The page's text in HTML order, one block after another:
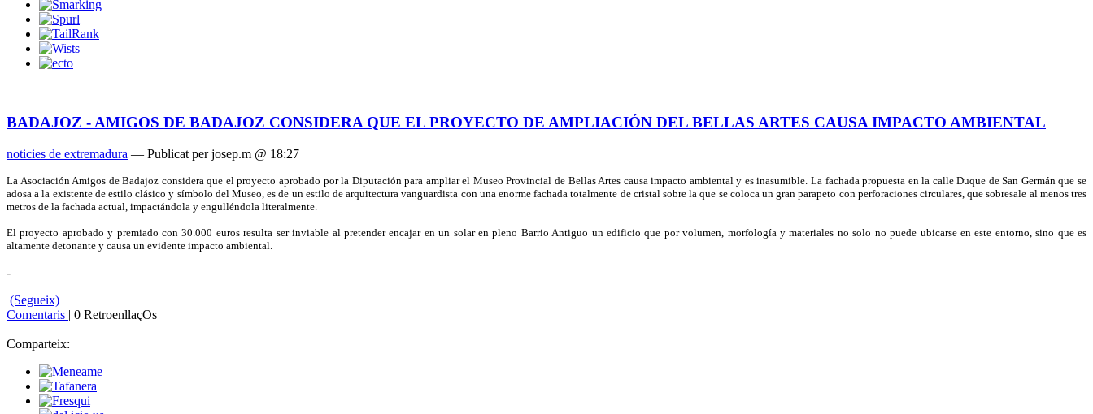
BADAJOZ - AMIGOS DE BADAJOZ CONSIDERA QUE EL PROYECTO DE AMPLIACIÓN DEL BELLAS ARTES CAUSA IMPACTO AMBIENTAL
noticies de extremadura — Publicat per josep.m @ 18:27
La Asociación Amigos de Badajoz considera que el proyecto aprobado porla Diputación para ampliar el Museo Provincial de Bellas Artes causa impacto ambiental y es inasumible. La fachada propuesta en la calle Duque de San Germán que se
adosa a la existente de estilo clásico y símbolo del Museo, es de un estilo de arquitectura vanguardista con una enorme fachada totalmente de cristal sobre la que se coloca un gran parapeto con perforaciones circulares, que sobresale al menos tres
metros de la fachada actual, impactándola y engulléndola literalmente.
El proyecto aprobado y premiado con 30.000 euros resulta ser inviable al pretender encajar en un solar en pleno Barrio Antiguo un edificio que por volumen, morfología y materiales no solo no puede ubicarse en este entorno, sino que es
altamente detonante y causa un evidente impacto ambiental.
-
(Segueix)
Comentaris | 0 RetroenllaçOs
Comparteix: